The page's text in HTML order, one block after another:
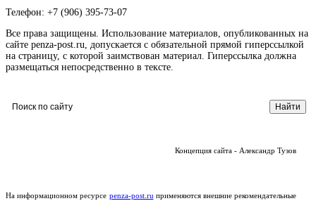
Телефон: +7 (906) 395-73-07
Все права защищены. Использование материалов, опубликованных на
сайте penza-post.ru, допускается с обязательной прямой гиперссылкой
на страницу, с которой заимствован материал. Гиперссылка должна
размещаться непосредственно в тексте.
Концепция сайта - Александр Тузов
На информационном ресурсе penza-post.ru применяются внешние рекомендательные